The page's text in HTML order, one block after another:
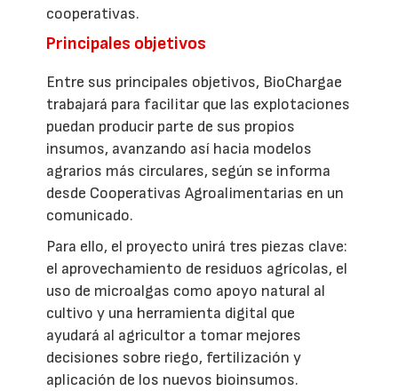
cooperativas.
Principales objetivos
Entre sus principales objetivos, BioChargae
trabajará para facilitar que las explotaciones
puedan producir parte de sus propios
insumos, avanzando así hacia modelos
agrarios más circulares, según se informa
desde Cooperativas Agroalimentarias en un
comunicado.
Para ello, el proyecto unirá tres piezas clave:
el aprovechamiento de residuos agrícolas, el
uso de microalgas como apoyo natural al
cultivo y una herramienta digital que
ayudará al agricultor a tomar mejores
decisiones sobre riego, fertilización y
aplicación de los nuevos bioinsumos.